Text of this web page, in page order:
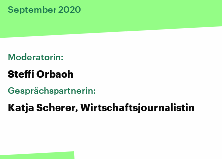
September 2020
Moderatorin:
Steffi Orbach
Gesprächspartnerin:
Katja Scherer, Wirtschaftsjournalistin